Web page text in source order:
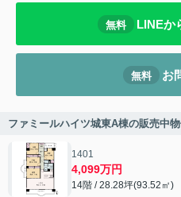
無料 LINEか
無料 お
ファミールハイツ城東A棟の販売中
1401
4,099万円
14階 / 28.28坪(93.52㎡)